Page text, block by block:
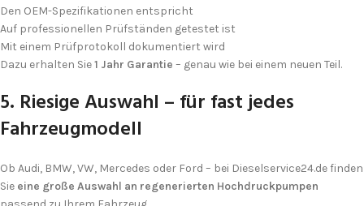
Den OEM-Spezifikationen entspricht
Auf professionellen Prüfständen getestet ist
Mit einem Prüfprotokoll dokumentiert wird
Dazu erhalten Sie1 Jahr Garantie – genau wie bei einem neuen Teil.
5. Riesige Auswahl – für fast jedes
Fahrzeugmodell
Ob Audi, BMW, VW, Mercedes oder Ford – bei Dieselservice24.de finden
Sie eine große Auswahl an regenerierten Hochdruckpumpen